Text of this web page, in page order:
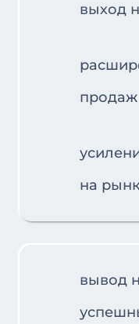
выход
продаж
на
вывод